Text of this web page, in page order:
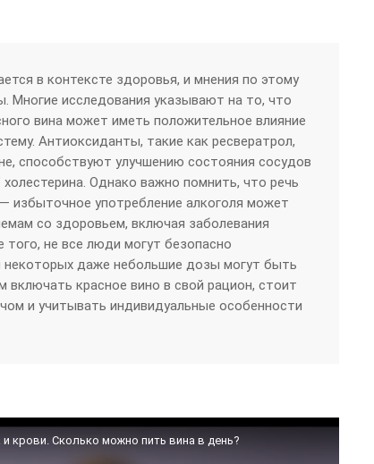
в контексте здоровья, и мнения по этому
Многие исследования указывают на то, что
вина может иметь положительное влияние
Антиоксиданты, такие как ресвератрол,
способствуют улучшению состояния сосудов
холестерина. Однако важно помнить, что речь
избыточное употребление алкоголя может
со здоровьем, включая заболевания
того, не все люди могут безопасно
некоторых даже небольшие дозы могут быть
красное вино в свой рацион, стоит
и учитывать индивидуальные особенности
крови. Сколько можно пить вина в день?